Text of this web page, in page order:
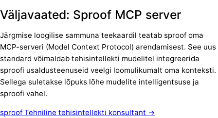
Väljavaated: Sproof MCP server
Järgmise loogilise sammuna teekaardil teatab sproof oma
MCP-serveri (Model Context Protocol) arendamisest. See uus
standard võimaldab tehisintellekti mudelitel integreerida
sproofi usaldusteenuseid veelgi loomulikumalt oma konteksti.
Sellega suletakse lõpuks lõhe mudelite intelligentsuse ja
sproofi vahel.
sproof Tehniline tehisintellekti konsultant →